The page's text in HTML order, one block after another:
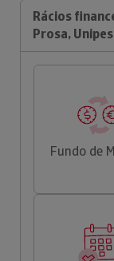
Rácios
Prosa,
Fundo de